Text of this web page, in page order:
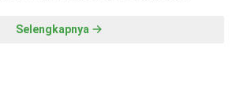
Selengkapnya